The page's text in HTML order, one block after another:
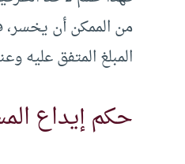
من الممكن أن يخسر،
المبلغ المتفق عليه
حكم إيداع